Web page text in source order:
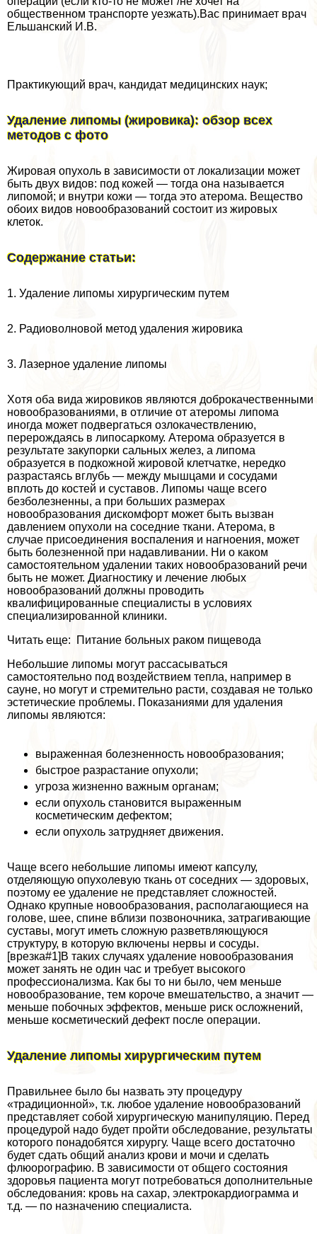
общественном трaнcпорте уезжать).Вас принимает врач
Ельшанский И.В.
Пpaктикующий врач, кандидат медицинских наук;
Удаление липомы (жировика): обзор всех
методов с фото
Жировая опухоль в зависимости от локализации может
быть двух видов: под кожей — тогда она называется
липомой; и внутри кожи — тогда это атерома. Вещество
обоих видов новообразований состоит из жировых
клеток.
Содержание статьи:
1. Удаление липомы хирургическим путем
2. Радиоволновой метод удаления жировика
3. Лазерное удаление липомы
Хотя оба вида жировиков являются доброкачественными
новообразованиями, в отличие от атеромы липома
иногда может подвергаться озлокачествлению,
перерождаясь в липосаркому. Атерома образуется в
результате закупорки сальных желез, а липома
образуется в подкожной жировой клетчатке, нередко
разрастаясь вглубь — между мышцами и сосудами
вплоть до костей и суставов. Липомы чаще всего
безболезненны, а при больших размерах
новообразования дискомфорт может быть вызван
давлением опухоли на соседние ткани. Атерома, в
случае присоединения воспаления и нагноения, может
быть болезненной при надавливании. Ни о каком
самостоятельном удалении таких новообразований речи
быть не может. Диагностику и лечение любых
новообразований должны проводить
квалифицированные специалисты в условиях
специализированной клиники.
Читать еще: Питание больных paком пищевода
Небольшие липомы могут рассасываться
самостоятельно под воздействием тепла, например в
сауне, но могут и стремительно расти, создавая не только
эстетические проблемы. Показаниями для удаления
липомы являются:
выраженная болезненность новообразования;
быстрое разрастание опухоли;
угроза жизненно важным органам;
если опухоль становится выраженным
косметическим дефектом;
если опухоль затрудняет движения.
Чаще всего небольшие липомы имеют капсулу,
отделяющую опухолевую ткань от соседних — здоровых,
поэтому ее удаление не представляет сложностей.
Однако крупные новообразования, располагающиеся на
голове, шее, спине вблизи позвоночника, затрагивающие
суставы, могут иметь сложную разветвляющуюся
структуру, в которую включены нервы и сосуды.
[врезка#1]В таких случаях удаление новообразования
может занять не один час и требует высокого
профессионализма. Как бы то ни было, чем меньше
новообразование, тем короче вмешательство, а значит —
меньше побочных эффектов, меньше риск осложнений,
меньше косметический дефект после операции.
Удаление липомы хирургическим путем
Правильнее было бы назвать эту процедуру
«традиционной», т.к. любое удаление новообразований
представляет собой хирургическую манипуляцию. Перед
процедурой надо будет пройти обследование, результаты
которого понадобятся хирургу. Чаще всего достаточно
будет сдать общий анализ крови и мочи и сделать
флюорографию. В зависимости от общего состояния
здоровья пациента могут потребоваться дополнительные
обследования: кровь на сахар, электрокардиограмма и
т.д. — по назначению специалиста.